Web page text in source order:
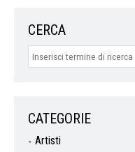
CERCA
CATEGORIE
Artisti